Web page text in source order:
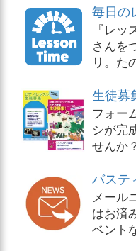
毎日の
『レ
さんを
リ。た
生徒募
フォー
シが完
せんか
バステ
メール
はお済
ベント